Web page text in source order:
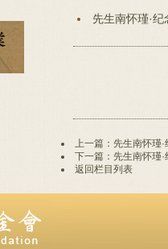
先生南怀瑾·
上一篇：先生南怀瑾
下一篇：先生南怀瑾
返回栏目列表